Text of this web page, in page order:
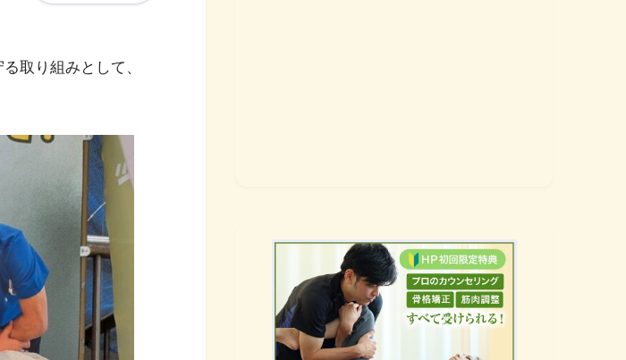
取り組みとして、